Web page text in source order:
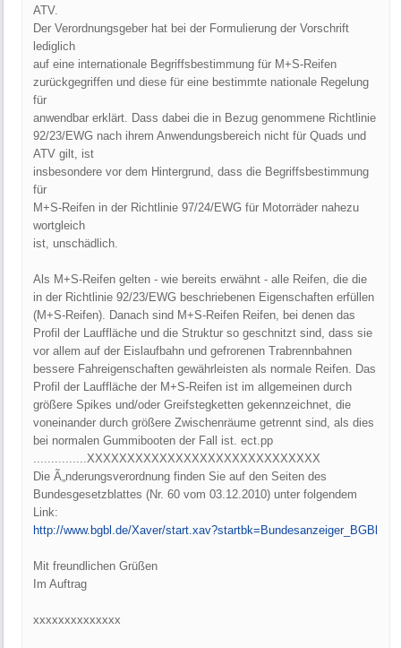
ATV.
Der Verordnungsgeber hat bei der Formulierung der Vorschrift
lediglich
auf eine internationale Begriffsbestimmung für M+S-Reifen
zurückgegriffen und diese für eine bestimmte nationale Regelung
für
anwendbar erklärt. Dass dabei die in Bezug genommene Richtlinie
92/23/EWG nach ihrem Anwendungsbereich nicht für Quads und
ATV gilt, ist
insbesondere vor dem Hintergrund, dass die Begriffsbestimmung
für
M+S-Reifen in der Richtlinie 97/24/EWG für Motorräder nahezu
wortgleich
ist, unschädlich.
Als M+S-Reifen gelten - wie bereits erwähnt - alle Reifen, die die
in der Richtlinie 92/23/EWG beschriebenen Eigenschaften erfüllen
(M+S-Reifen). Danach sind M+S-Reifen Reifen, bei denen das
Profil der Lauffläche und die Struktur so geschnitzt sind, dass sie
vor allem auf der Eislaufbahn und gefrorenen Trabrennbahnen
bessere Fahreigenschaften gewährleisten als normale Reifen. Das
Profil der Lauffläche der M+S-Reifen ist im allgemeinen durch
größere Spikes und/oder Greifstegketten gekennzeichnet, die
voneinander durch größere Zwischenräume getrennt sind, als dies
bei normalen Gummibooten der Fall ist. ect.pp
...............XXXXXXXXXXXXXXXXXXXXXXXXXXXXX
Die Ã„nderungsverordnung finden Sie auf den Seiten des
Bundesgesetzblattes (Nr. 60 vom 03.12.2010) unter folgendem
Link:
http://www.bgbl.de/Xaver/start.xav?startbk=Bundesanzeiger_BGBl
Mit freundlichen Grüßen
Im Auftrag
xxxxxxxxxxxxxx